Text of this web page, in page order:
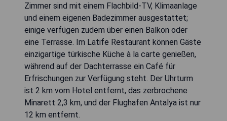
Zimmer sind mit einem Flachbild-TV, Klimaanlage
und einem eigenen Badezimmer ausgestattet;
einige verfügen zudem über einen Balkon oder
eine Terrasse. Im Latife Restaurant können Gäste
einzigartige türkische Küche à la carte genießen,
während auf der Dachterrasse ein Café für
Erfrischungen zur Verfügung steht. Der Uhrturm
ist 2 km vom Hotel entfernt, das zerbrochene
Minarett 2,3 km, und der Flughafen Antalya ist nur
12 km entfernt.